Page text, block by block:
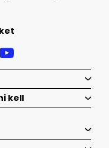
kell